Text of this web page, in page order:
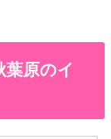
原のイ